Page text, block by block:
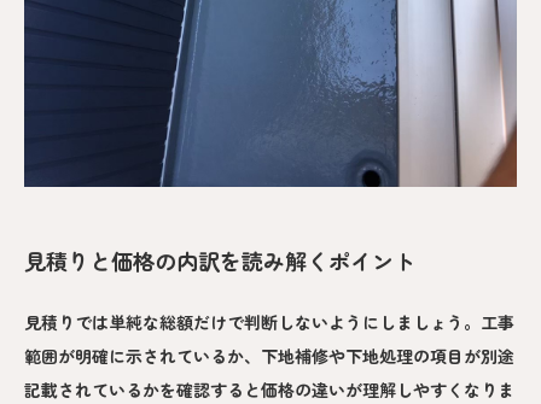
見積りと価格の内訳を読み解くポイント
見積りでは単純な総額だけで判断しないようにしましょう。工事
範囲が明確に示されているか、下地補修や下地処理の項目が別途
記載されているかを確認すると価格の違いが理解しやすくなりま